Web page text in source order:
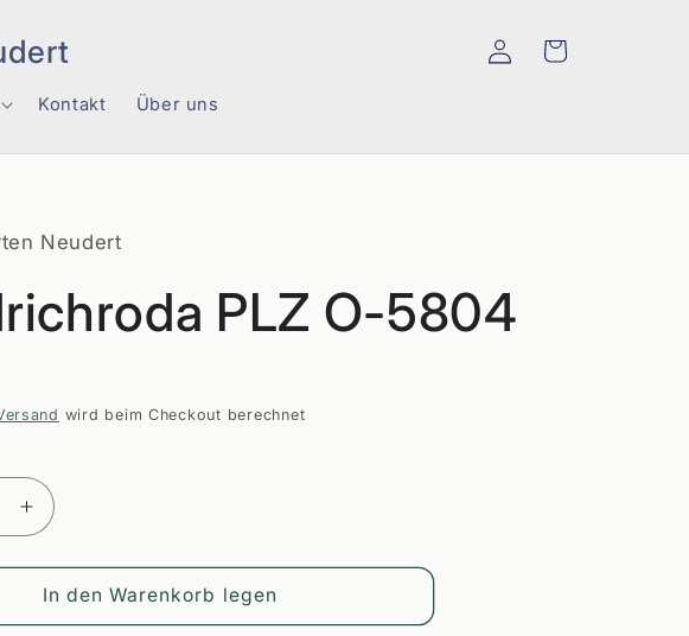
Kontakt Über uns
EinloggenWarenkorb
Neudert
PLZ O-5804
wird beim Checkout berechnet
Erhöhe
die
Menge
für
Friedrichroda
In den Warenkorb legen